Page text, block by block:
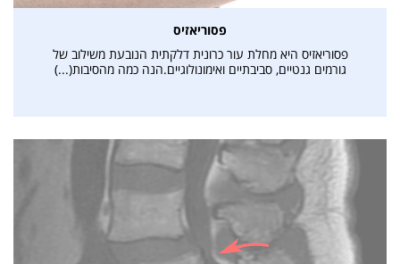
פסוריאזיס
פסוריאזיס היא מחלת עור כרונית דלקתית הנובעת משילוב של
גורמים גנטיים, סביבתיים ואימונולוגיים.הנה כמה מהסיבות(...)